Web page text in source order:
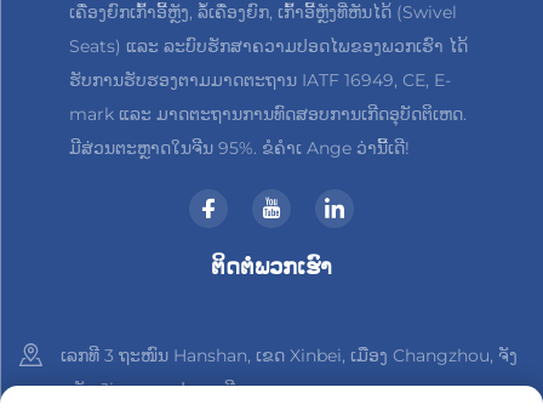
ເຄື່ອງຍົກເກົ້າອີ້ຫຼັງ, ລໍ້ເຄື່ອງຍົກ, ເກົ້າອີ້ຫຼັງທີ່ຫັນໄດ້ (Swivel
Seats) ແລະ ລະບົບຮັກສາຄວາມປອດໄພຂອງພວກເຮົາ ໄດ້
ຮັບການຮັບຮອງຕາມມາດຕະຖານ IATF 16949, CE, E-
mark ແລະ ມາດຕະຖານການທົດສອບການເກີດອຸບັດຕິເຫດ.
ມີສ່ວນຕະຫຼາດໃນຈີນ 95%. ຂໍຄຳເ Ange ວ່ານີ້ເດີ!
ຕິດຕໍ່ພວກເຮົາ
ເລກທີ 3 ຖະໜົນ Hanshan, ເຂດ Xinbei, ເມືອງ Changzhou, ຈັງ
ຫວັດ Jiangsu, ປະເທດຈີນ